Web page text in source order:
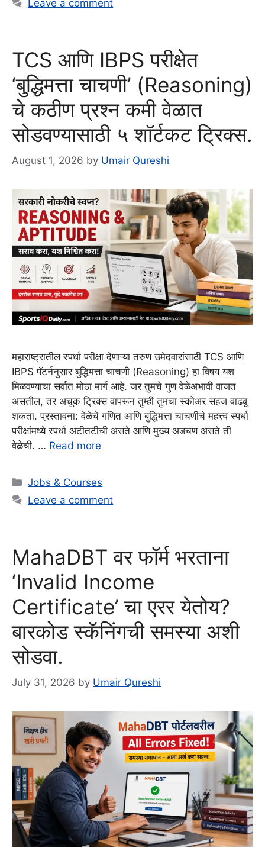
Leave a comment
TCS आणि IBPS परीक्षेत
‘बुद्धिमत्ता चाचणी’ (Reasoning)
चे कठीण प्रश्न कमी वेळात
सोडवण्यासाठी ५ शॉर्टकट ट्रिक्स.
August 1, 2026 by Umair Qureshi
महाराष्ट्रातील स्पर्धा परीक्षा देणाऱ्या तरुण उमेदवारांसाठी TCS आणि
IBPS पॅटर्ननुसार बुद्धिमत्ता चाचणी (Reasoning) हा विषय यश
मिळवण्याचा सर्वात मोठा मार्ग आहे. जर तुमचे गुण वेळेअभावी वाजत
असतील, तर अचूक ट्रिक्स वापरून तुम्ही तुमचा स्कोअर सहज वाढवू
शकता. प्रस्तावना: वेळेचे गणित आणि बुद्धिमत्ता चाचणीचे महत्त्व स्पर्धा
परीक्षांमध्ये स्पर्धा अटीतटीची असते आणि मुख्य अडचण असते ती
वेळेची. … Read more
Categories
Jobs & Courses
Leave a comment
MahaDBT वर फॉर्म भरताना
‘Invalid Income
Certificate’ चा एरर येतोय?
बारकोड स्कॅनिंगची समस्या अशी
सोडवा.
July 31, 2026 by Umair Qureshi